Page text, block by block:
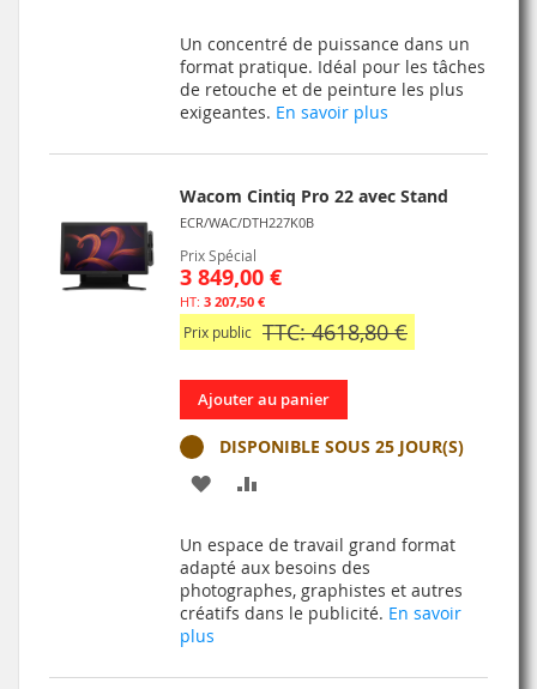
MA
LISTE
D’ENVIE
COMPARATEUR
Un concentré de puissance dans un
format pratique. Idéal pour les tâches
de retouche et de peinture les plus
exigeantes. En savoir plus
Wacom Cintiq Pro 22 avec Stand
ECR/WAC/DTH227K0B
Prix Spécial
3 849,00 €
3 207,50 €
Prix public TTC: 4618,80 €
Ajouter au panier
DISPONIBLE SOUS 25 JOUR(S)
AJOUTER
MA
LISTE
D’ENVIE
COMPARATEUR
Un espace de travail grand format
adapté aux besoins des
photographes, graphistes et autres
créatifs dans le publicité. En savoir
plus